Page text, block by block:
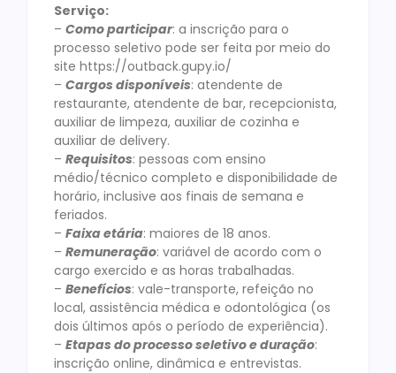
Serviço:
– Como participar: a inscrição para o
processo seletivo pode ser feita por meio do
site https://outback.gupy.io/
– Cargos disponíveis: atendente de
restaurante, atendente de bar, recepcionista,
auxiliar de limpeza, auxiliar de cozinha e
auxiliar de delivery.
– Requisitos: pessoas com ensino
médio/técnico completo e disponibilidade de
horário, inclusive aos finais de semana e
feriados.
– Faixa etária: maiores de 18 anos.
– Remuneração: variável de acordo com o
cargo exercido e as horas trabalhadas.
– Benefícios: vale-transporte, refeição no
local, assistência médica e odontológica (os
dois últimos após o período de experiência).
– Etapas do processo seletivo e duração:
inscrição online, dinâmica e entrevistas.